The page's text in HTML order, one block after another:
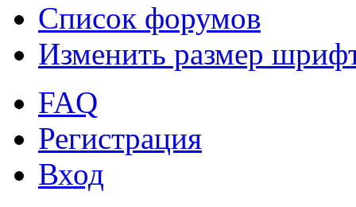
Список форумов
Изменить размер
FAQ
Регистрация
Вход